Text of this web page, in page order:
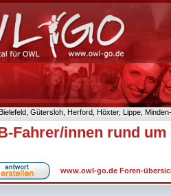
Gütersloh, Herford, Höxter, Lippe,
Fahrer/innen rund
www.owl-go.de Foren-